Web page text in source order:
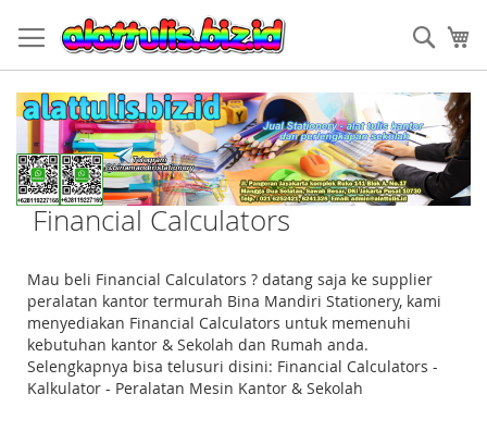
to
Content
Financial Calculators
Mau beli Financial Calculators ? datang saja ke supplier
peralatan kantor termurah Bina Mandiri Stationery, kami
menyediakan Financial Calculators untuk memenuhi
kebutuhan kantor & Sekolah dan Rumah anda.
Selengkapnya bisa telusuri disini: Financial Calculators -
Kalkulator - Peralatan Mesin Kantor & Sekolah